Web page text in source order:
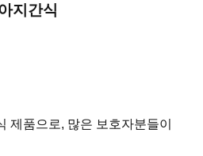
지간식
제품으로, 많은 보호자분들이